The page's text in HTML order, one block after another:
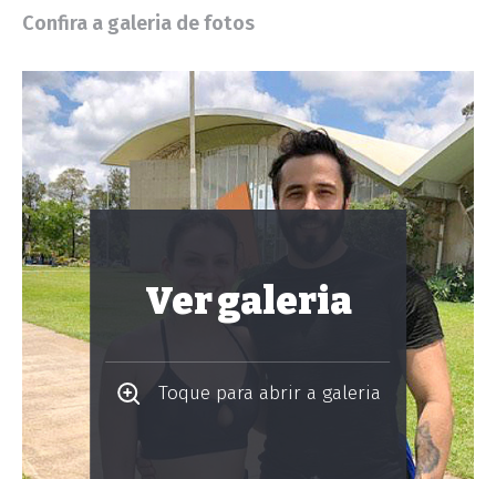
Confira a galeria de fotos
Ver galeria
Toque para abrir a galeria